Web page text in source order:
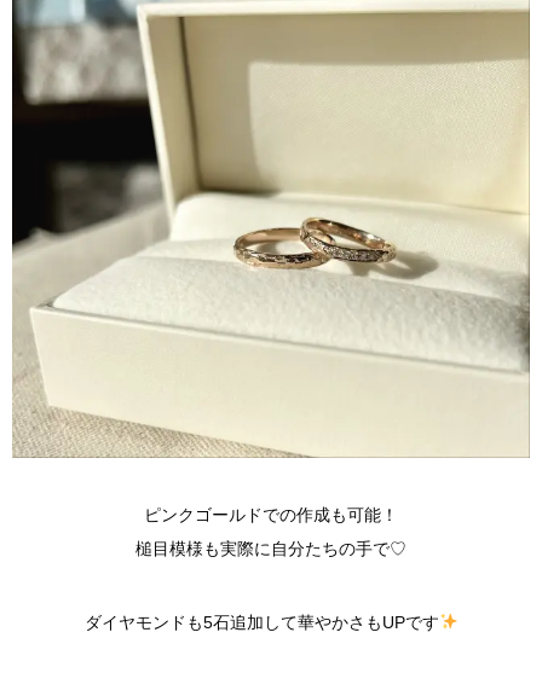
ピンクゴールドでの作成も可能！
槌目模様も実際に自分たちの手で♡
ダイヤモンドも5石追加して華やかさもUPです